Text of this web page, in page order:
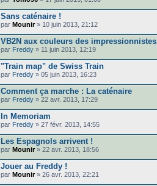
Sans caténaire !
par Mounir» 10 juin 2013, 21:12
VB2N aux couleurs des
par Freddy » 11 juin 2013, 12:19
"Train map" de Swiss Train
par Freddy » 05 juin 2013, 16:23
Comment ça marche : La caténaire
par Freddy » 22 avr. 2013, 17:29
In Memoriam
par Freddy » 27 févr. 2013, 14:55
Les Espagnols arrivent !
par Mounir » 22 avr. 2013, 18:56
Jouer au Freddy !
par Mounir» 26 avr. 2013, 22:21